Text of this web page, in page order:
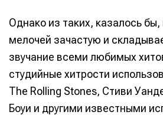
Однако из таких, казалось
мелочей зачастую и
звучание всеми любимых
студийные хитрости
The Rolling Stones, Стиви
Боуи и другими известными